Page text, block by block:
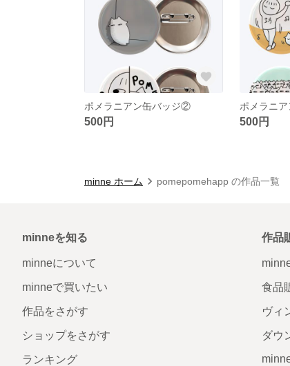
ポメラニアン缶バッジ②
500円
ポメラニ
500円
minne ホーム pomepomehapp の作品一覧
minneを知る
minneについて
minneで買いたい
作品をさがす
ショップをさがす
ランキング
作品
食品
ヴィ
ダウ